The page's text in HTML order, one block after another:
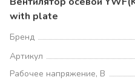
with plate
Бренд
Артикул
Рабочее напряжение, В